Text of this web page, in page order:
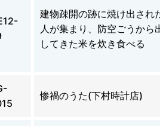
建物疎開の跡に焼け出された
人が集まり、防空ごうから出
してきた米を炊き食べる
惨禍のうた(下村時計店)